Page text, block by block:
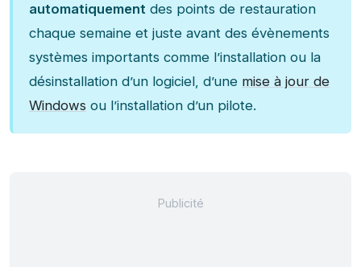
automatiquement des points de restauration
chaque semaine et juste avant des évènements
systèmes importants comme l’installation ou la
désinstallation d’un logiciel, d’une mise à jour de
Windows ou l’installation d’un pilote.